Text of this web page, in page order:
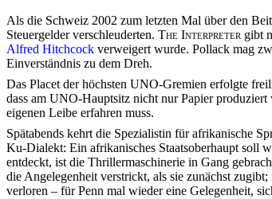
Als die Schweiz 2002 zum letzten Mal über den
Steuergelder verschleuderten. The Interpretergibt
Alfred Hitchcock verweigert wurde. Pollack mag
Einverständnis zu dem Dreh.
Das Placet der höchsten UNO-Gremien erfolgte
dass am UNO-Hauptsitz nicht nur Papier
eigenen Leibe erfahren muss.
Spätabends kehrt die Spezialistin für afrikanische
Ku-Dialekt: Ein afrikanisches Staatsoberhaupt soll
entdeckt, ist die Thrillermaschinerie in Gang
die Angelegenheit verstrickt, als sie zunächst
verloren – für Penn mal wieder eine Gelegenheit,